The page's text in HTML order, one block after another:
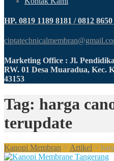
HP. 0819 1189 8181 / 0812
Marketing Office : Jl.
RW. 01 Desa Muaradua, Kec.
43153
Tag: harga
terupdate
Kanopi Membran > Artikel >